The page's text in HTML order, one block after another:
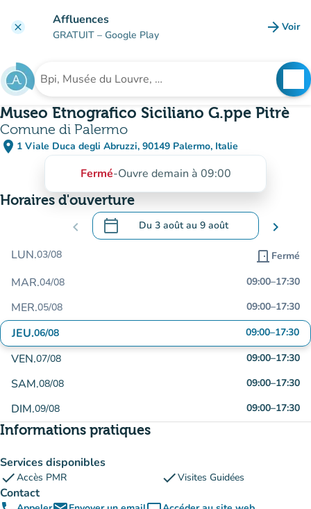
clear Affluences
GRATUIT – Google Play arrow_forward Voir
Rechercher un établissement
Museo Etnografico Siciliano G.ppe Pitrè
Comune di Palermo
place 1 Viale Duca degli Abruzzi, 90149 Palermo, Italie
(ouvrir dans Google Maps)
(nouvel onglet)
Fermé-Ouvre demain à 09:00
Horaires d'ouverture
chevron_left calendar_today Du 3 aoûtau 9 août
.Ouvrir le calendrier pour changer de
chevron_right
LUN.03/08 door_front Fermé
MAR.04/08 09:00–17:30
MER.05/08 09:00–17:30
JEU.06/08 09:00–17:30
VEN.07/08 09:00–17:30
SAM.08/08 09:00–17:30
DIM.09/08 09:00–17:30
Informations pratiques
Services disponibles
checkAccès PMR checkVisites Guidées
Contact